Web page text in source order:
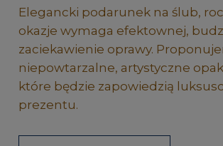
Elegancki podarunek na ślub,
okazje wymaga efektownej,
zaciekawienie oprawy.
niepowtarzalne, artystyczne
które będzie zapowiedzią
prezentu.